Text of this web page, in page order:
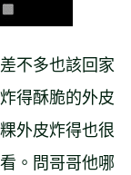
不多也該回家
炸得酥脆的外皮
外皮炸得也很
。問哥哥他哪